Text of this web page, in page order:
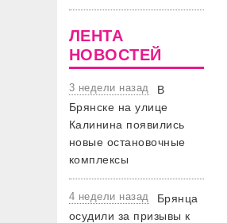
ЛЕНТА
НОВОСТЕЙ
3 недели назад
В
Брянске на улице
Калинина появились
новые остановочные
комплексы
4 недели назад
Брянца
осудили за призывы к